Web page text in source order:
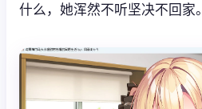
什么，她浑然不听坚决不回家。